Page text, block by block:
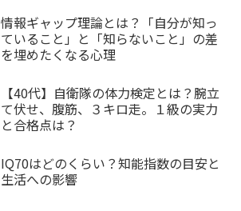
情報ギャップ理論とは？「自分が知っ
ていること」と「知らないこと」の差
を埋めたくなる心理
【40代】自衛隊の体力検定とは？腕立
て伏せ、腹筋、３キロ走。１級の実力
と合格点は？
IQ70はどのくらい？知能指数の目安と
生活への影響